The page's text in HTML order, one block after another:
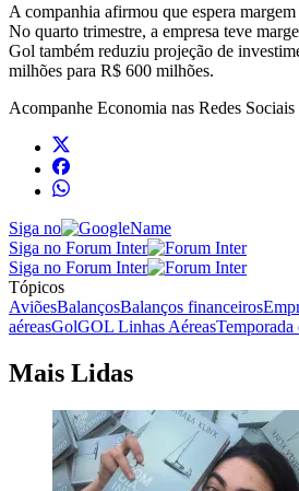
A companhia afirmou que espera
No quarto trimestre, a empresa teve
Gol também reduziu projeção de
milhões para R$ 600 milhões.
Acompanhe Economia nas Redes Sociais
Siga no
Siga no Forum Inter
Siga no Forum Inter
Tópicos
AviõesBalançosBalanços financeiros
aéreasGolGOL Linhas AéreasTemporada
Mais Lidas